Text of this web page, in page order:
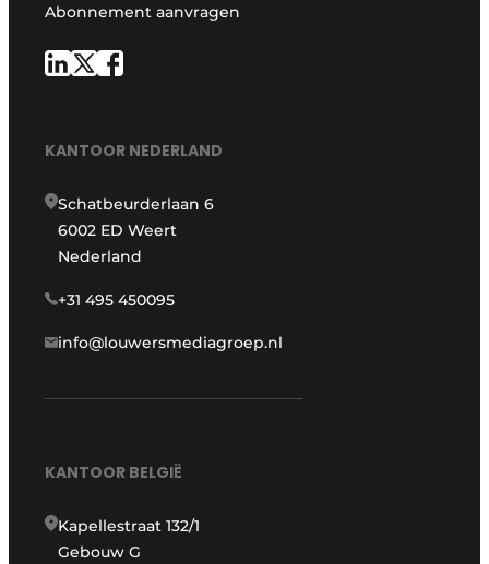
Abonnement aanvragen
KANTOOR NEDERLAND
Schatbeurderlaan 6
6002 ED Weert
Nederland
+31 495 450095
info@louwersmediagroep.nl
KANTOOR BELGIË
Kapellestraat 132/1
Gebouw G